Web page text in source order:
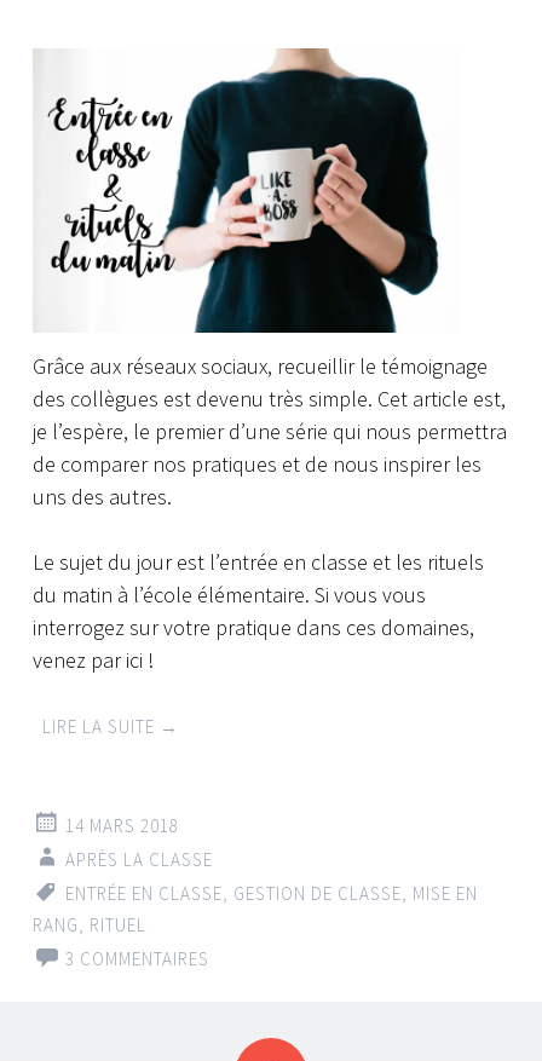
Grâce aux réseaux sociaux, recueillir le témoignage
des collègues est devenu très simple. Cet article est,
je l’espère, le premier d’une série qui nous permettra
de comparer nos pratiques et de nous inspirer les
uns des autres.
Le sujet du jour est l’entrée en classe et les rituels
du matin à l’école élémentaire. Si vous vous
interrogez sur votre pratique dans ces domaines,
venez par ici !
LIRE LA SUITE →
14 MARS 2018
APRÈS LA CLASSE
ENTRÉE EN CLASSE GESTION DE CLASSE MISE EN
RANG
RITUEL
3 COMMENTAIRES